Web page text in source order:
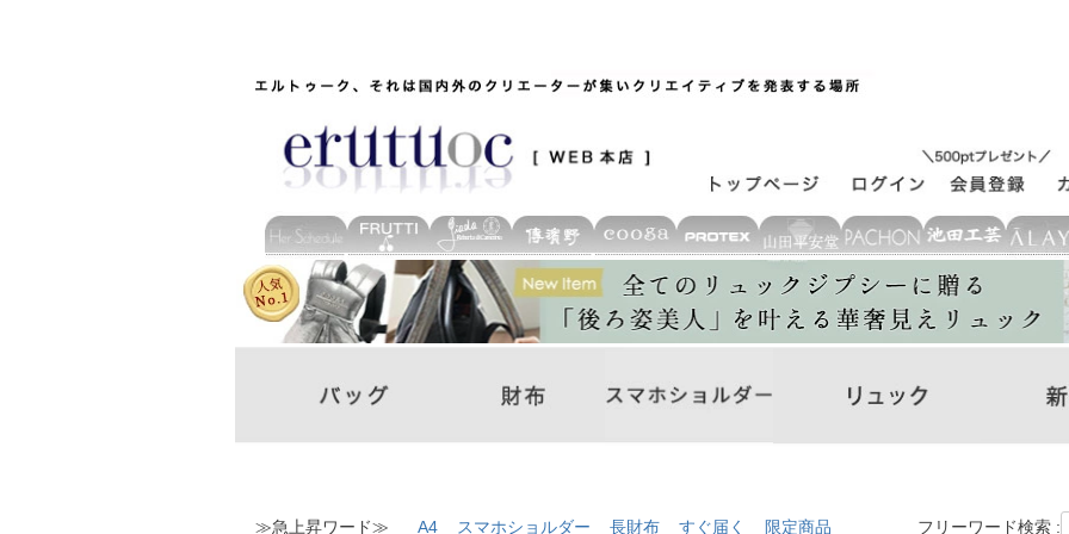
≫急上昇ワード≫ A4 スマホショルダー 長財布 すぐ届く 限定商品 フリーワード検索 :